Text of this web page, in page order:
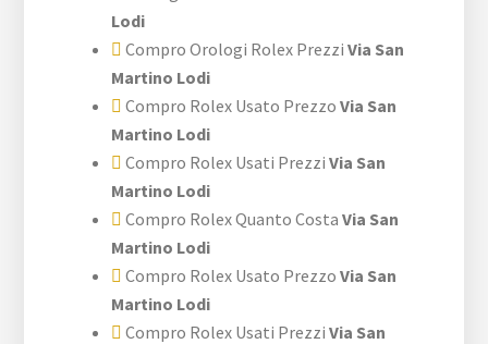
Lodi
Compro Orologi Rolex Prezzi Via San
Martino Lodi
Compro Rolex Usato Prezzo Via San
Martino Lodi
Compro Rolex Usati Prezzi Via San
Martino Lodi
Compro Rolex Quanto Costa Via San
Martino Lodi
Compro Rolex Usato Prezzo Via San
Martino Lodi
Compro Rolex Usati Prezzi Via San